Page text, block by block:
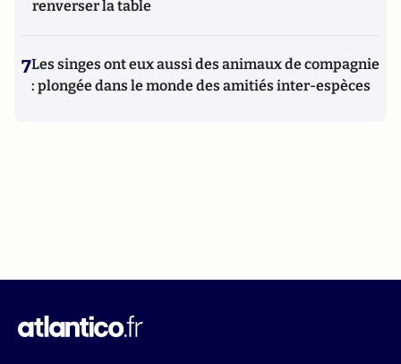
renverser la table
7Les singes ont eux aussi des animaux de compagnie
: plongée dans le monde des amitiés inter-espèces